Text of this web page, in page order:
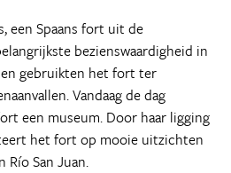
een Spaans fort uit de
bezienswaardigheid in
gebruikten het fort ter
Vandaag de dag
een museum. Door haar ligging
het fort op mooie uitzichten
Río San Juan.